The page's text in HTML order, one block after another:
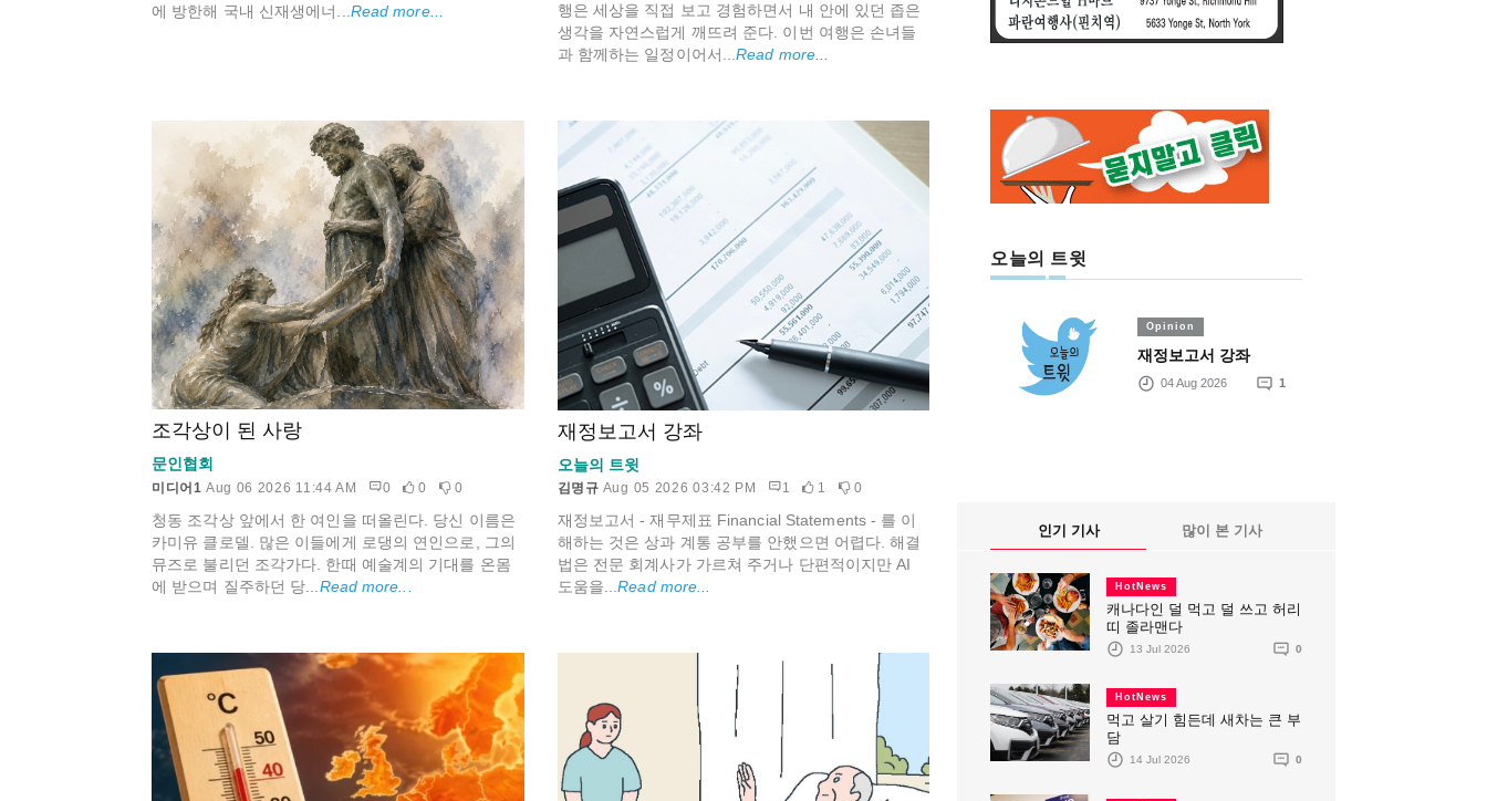
에 방한해 국내 신재생에너...Read more...
행은 세상을 직접 보고 경험하면서 내 안에 있던 좁은
생각을 자연스럽게 깨뜨려 준다. 이번 여행은 손녀들
과 함께하는 일정이어서...Read more...
조각상이 된 사랑
문인협회
미디어1 Aug 06 2026 11:44 AM 0 0 0
청동 조각상 앞에서 한 여인을 떠올린다. 당신 이름은
카미유 클로델. 많은 이들에게 로댕의 연인으로, 그의
뮤즈로 불리던 조각가다. 한때 예술계의 기대를 온몸
에 받으며 질주하던 당... Read more...
재정보고서 강좌
오늘의 트윗
김명규 Aug 05 2026 03:42 PM 1 1 0
재정보고서 - 재무제표 Financial Statements - 를 이
해하는 것은 상과 계통 공부를 안했으면 어렵다. 해결
법은 전문 회계사가 가르쳐 주거나 단편적이지만 AI
도움을...Read more...
오늘의 트윗
Opinion
재정보고서 강좌
04 Aug 2026 1
인기 기사 많이 본 기사
HotNews
캐나다인 덜 먹고 덜 쓰고 허리
띠 졸라맨다
13 Jul 2026 0
HotNews
먹고 살기 힘든데 새차는 큰 부
담
14 Jul 2026 0